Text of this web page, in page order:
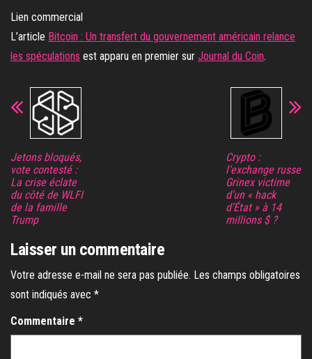
Lien commercial
L’article Bitcoin : Un transfert du gouvernement américain relance
les spéculations est apparu en premier sur Journal du Coin.
Jetons bloqués,
vote contesté :
La crise éclate
du côté de WLFI
de la famille
Trump
Crypto :
l’exchange russe
Grinex victime
d’un « hack
d’État » à 14
millions $ ?
Laisser un commentaire
Votre adresse e-mail ne sera pas publiée. Les champs obligatoires
sont indiqués avec *
Commentaire *